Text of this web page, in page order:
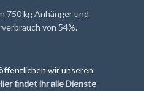
750 kg Anhänger und
von 54%.
wir unseren
findet ihr alle Dienste